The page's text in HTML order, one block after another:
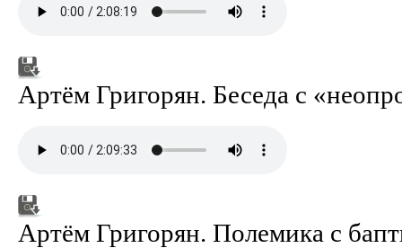
Артём Григорян. Беседа с
Артём Григорян. Полемика с